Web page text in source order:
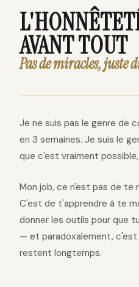
AVANT TOUT
Pas de miracles, juste
Je ne suis pas le genre de
en 3 semaines. Je suis le
que c'est vraiment
Mon job, ce n'est pas de te
C'est de t'apprendre à te
donner les outils pour que
— et paradoxalement,
restent longtemps.